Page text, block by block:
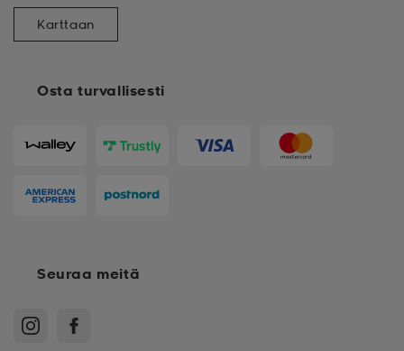
Osta turvallisesti
Karttaan
Seuraa meitä